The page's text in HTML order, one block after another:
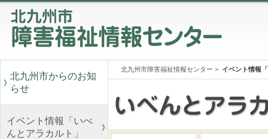
北九州市からのお知
らせ
イベント情報「いべ
んとアラカルト」
北九州市障害福祉情報センター > イベント情報